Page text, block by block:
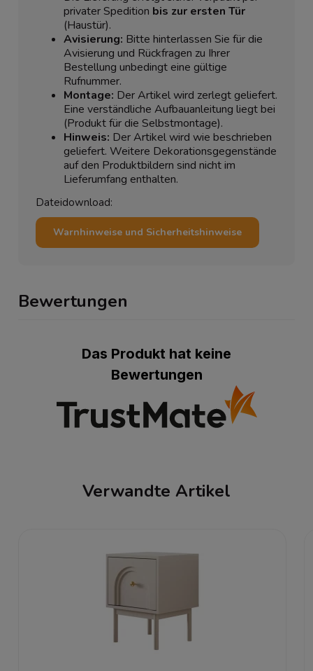
privater Spedition bis zur ersten Tür
(Haustür).
Avisierung: Bitte hinterlassen Sie für die
Avisierung und Rückfragen zu Ihrer
Bestellung unbedingt eine gültige
Rufnummer.
Montage: Der Artikel wird zerlegt geliefert.
Eine verständliche Aufbauanleitung liegt bei
(Produkt für die Selbstmontage).
Hinweis: Der Artikel wird wie beschrieben
geliefert. Weitere Dekorationsgegenstände
auf den Produktbildern sind nicht im
Lieferumfang enthalten.
Dateidownload:
Warnhinweise und Sicherheitshinweise
Bewertungen
Das Produkt hat keine
Bewertungen
Verwandte Artikel